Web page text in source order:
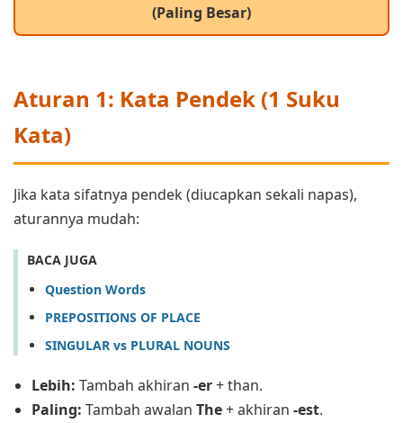
(Paling Besar)
Aturan 1: Kata Pendek (1 Suku
Kata)
Jika kata sifatnya pendek (diucapkan sekali napas),
aturannya mudah:
BACA JUGA
Question Words
PREPOSITIONS OF PLACE
SINGULAR vs PLURAL NOUNS
Lebih: Tambah akhiran -er+ than.
Paling: Tambah awalan The+ akhiran -est.